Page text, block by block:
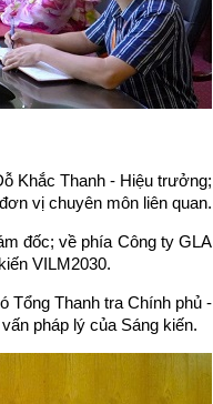
Khắc Thanh - Hiệu trưởng;
vị chuyên môn liên quan.
đốc; về phía Công ty GLA
VILM2030.
Tổng Thanh tra Chính phủ -
pháp lý của Sáng kiến.